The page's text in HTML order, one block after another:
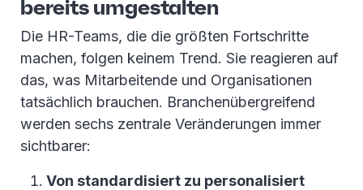
bereits umgestalten
Die HR-Teams, die die größten Fortschritte
machen, folgen keinem Trend. Sie reagieren auf
das, was Mitarbeitende und Organisationen
tatsächlich brauchen. Branchenübergreifend
werden sechs zentrale Veränderungen immer
sichtbarer:
Von standardisiert zu personalisiert